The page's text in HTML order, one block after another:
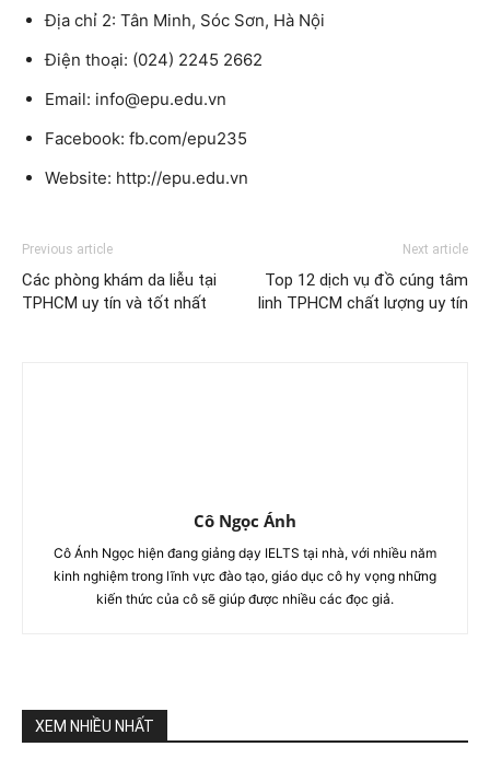
Địa chỉ 2: Tân Minh, Sóc Sơn, Hà Nội
Điện thoại: (024) 2245 2662
Email: info@epu.edu.vn
Facebook: fb.com/epu235
Website: http://epu.edu.vn
Previous article
Các phòng khám da liễu tại
TPHCM uy tín và tốt nhất
Next article
Top 12 dịch vụ đồ cúng tâm
linh TPHCM chất lượng uy tín
Cô Ngọc Ánh
Cô Ánh Ngọc hiện đang giảng dạy IELTS tại nhà, với nhiều năm
kinh nghiệm trong lĩnh vực đào tạo, giáo dục cô hy vọng những
kiến thức của cô sẽ giúp được nhiều các đọc giả.
XEM NHIỀU NHẤT